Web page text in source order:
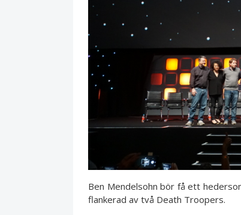
Ben Mendelsohn bör få ett
flankerad av två Death Troopers.